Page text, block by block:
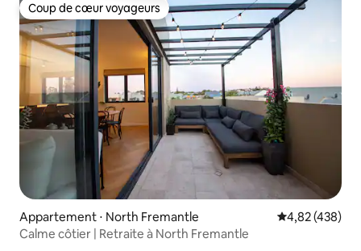
Coup de cœur voyageurs
Coup de cœur voyageurs
Appartement ⋅ North Fremantle Évaluation
4,82 (438)
Calme côtier | Retraite à North Fremantle